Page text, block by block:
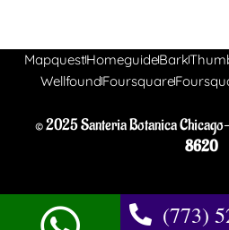
MapquestHomeguideBark
WellfoundFoursquare
© 2025 Santeria Botanica
8620
(773)